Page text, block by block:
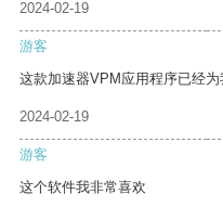
2024-02-19
游客
这款加速器VPM应用程序已经为
2024-02-19
游客
这个软件我非常喜欢